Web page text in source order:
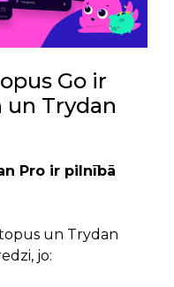
Go ir
un Trydan
Pro ir pilnībā
un Trydan
jo: